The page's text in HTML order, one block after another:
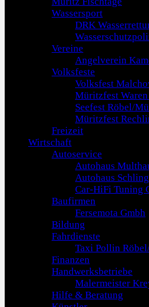
Wassersport
DRK
Vereine
Angelverein
Volksfeste
Volksfest
Müritzfest
Seefest Röbel/
Müritzfest
Freizeit
Wirtschaft
Autoservice
Autohaus
Autohaus
Car-HiFi Tuning
Baufirmen
Fersemota Gmbh
Bildung
Fahrdienste
Taxi Pollin
Finanzen
Handwerksbetriebe
Malermeister
Hilfe & Beratung